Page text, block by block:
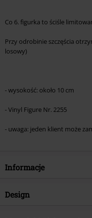
Co 6. figurka to ściśle
Przy odrobinie szczęścia
losowy)
- wysokość: około 10 cm
- Vinyl Figure Nr. 2255
- uwaga: jeden klient może
Informacje
Numer artykułu
Design